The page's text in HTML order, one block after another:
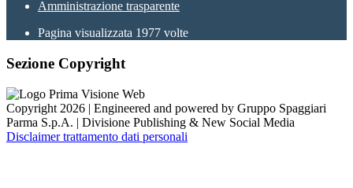
Amministrazione trasparente
Pagina visualizzata 1977 volte
Sezione Copyright
Copyright 2026 | Engineered and powered by Gruppo Spaggiari
Parma S.p.A. | Divisione Publishing & New Social Media
Disclaimer trattamento dati personali